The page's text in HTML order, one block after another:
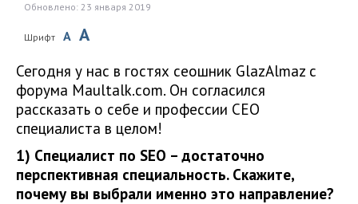
Обновлено: 23 января 2019
Шрифт A A
Сегодня у нас в гостях сеошник GlazAlmaz с
форума Maultalk.com. Он согласился
рассказать о себе и профессии СЕО
специалиста в целом!
1) Специалист по SEO – достаточно
перспективная специальность. Скажите,
почему вы выбрали именно это направление?